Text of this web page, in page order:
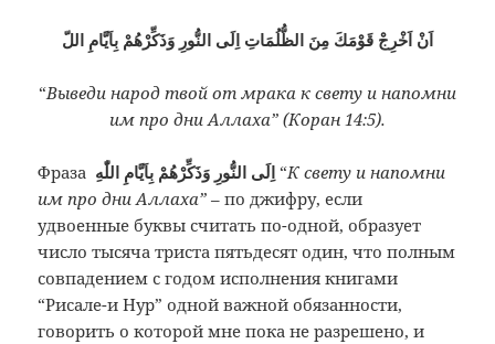
اَنْ اَخْرِجْ قَوْمَكَ مِنَ الظُّلُمَاتِ اِلَى النُّورِ وَذَكِّرْهُمْ بِاَيَّامِ اللّ
“Выведи народ твой от мрака к свету и напомни
им про дни Аллаха” (Коран 14:5).
Фраза “К свету и напомни
им про дни Аллаха”– по джифру, если
удвоенные буквы считать по-одной, образует
число тысяча триста пятьдесят один, что полным
совпадением с годом исполнения книгами
“Рисале-и Нур” одной важной обязанности,
говорить о которой мне пока не разрешено, и